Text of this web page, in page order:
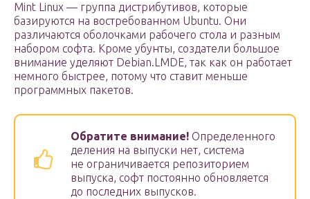
Mint Linux — группа дистрибутивов, которые
базируются на востребованном Ubuntu. Они
различаются оболочками рабочего стола и разным
набором софта. Кроме убунты, создатели большое
внимание уделяют Debian.LMDE, так как он работает
немного быстрее, потому что ставит меньше
программных пакетов.
Обратите внимание! Определенного
деления на выпуски нет, система
не ограничивается репозиторием
выпуска, софт постоянно обновляется
до последних выпусков.